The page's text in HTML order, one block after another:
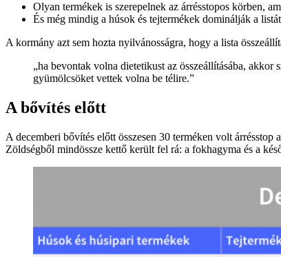
Olyan termékek is szerepelnek az árrésstopos körben,
És még mindig a húsok és tejtermékek dominálják a
A kormány azt sem hozta nyilvánosságra, hogy a lista
„ha bevontak volna dietetikust az összeállításába,
gyümölcsöket vettek volna be télire.”
A bővítés előtt
A decemberi bővítés előtt összesen 30 terméken volt
Zöldségből mindössze kettő került fel rá: a fokhagyma és a